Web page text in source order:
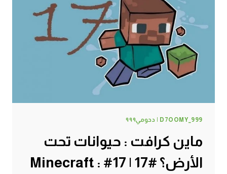
|
18#
MINECRAFT
:
D7OOMY999
D7OOMY_999 | دحومي٩٩٩
ماين كرافت : حيوانات تحت
الأرض؟ #17 | 17# Minecraft :